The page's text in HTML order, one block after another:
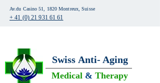
Av.du Casino 51, 1820 Montreux, Suisse
+ 41 (0) 21 931 61 61
Swiss Anti- Aging
Medical & Therapy